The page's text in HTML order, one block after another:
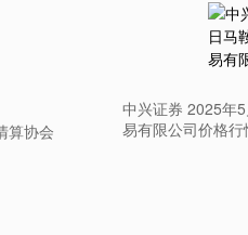
算协会
中兴证券 2025年
易有限公司价格行